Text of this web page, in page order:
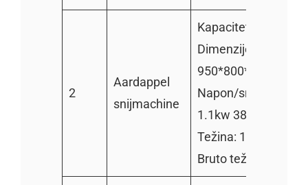
2
Aardappel
snijmachine
Kapacitet: 600kg/h
Dimenzije:
950*800*950mm
Napon/snaga:
1.1kw 380V/220V
Težina: 110kg
Bruto težina: 130kg